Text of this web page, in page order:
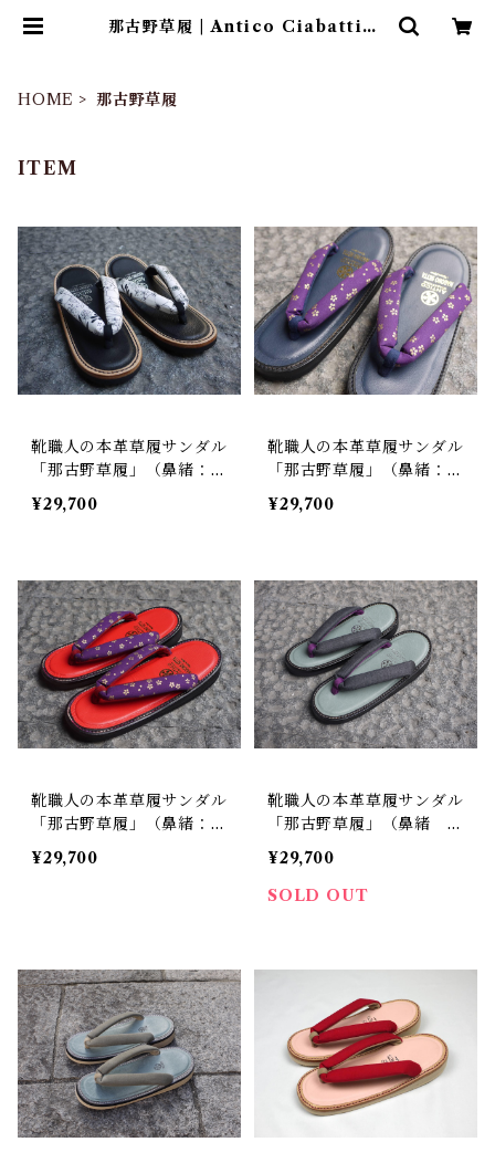
那古野草履 | Antico Ciabattino
HOME 那古野草履
ITEM
靴職人の本革草履サンダル
「那古野草履」（鼻緒：S
T#024）
¥29,700
靴職人の本革草履サンダル
「那古野草履」（鼻緒：S
T#014）
¥29,700
靴職人の本革草履サンダル
「那古野草履」（鼻緒：S
T#013）
¥29,700
靴職人の本革草履サンダル
「那古野草履」（鼻緒 B
I#）
¥29,700
SOLD OUT